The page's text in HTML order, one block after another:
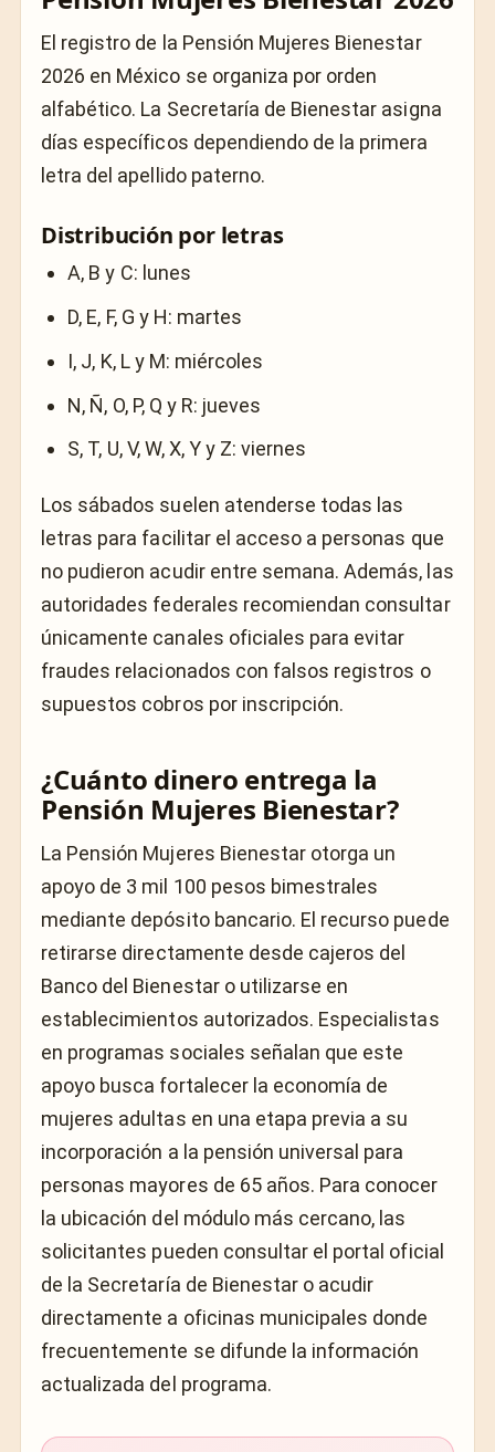
El registro de la Pensión Mujeres Bienestar
2026 en México se organiza por orden
alfabético. La Secretaría de Bienestar asigna
días específicos dependiendo de la primera
letra del apellido paterno.
Distribución por letras
A, B y C: lunes
D, E, F, G y H: martes
I, J, K, L y M: miércoles
N, Ñ, O, P, Q y R: jueves
S, T, U, V, W, X, Y y Z: viernes
Los sábados suelen atenderse todas las
letras para facilitar el acceso a personas que
no pudieron acudir entre semana. Además, las
autoridades federales recomiendan consultar
únicamente canales oficiales para evitar
fraudes relacionados con falsos registros o
supuestos cobros por inscripción.
¿Cuánto dinero entrega la
Pensión Mujeres Bienestar?
La Pensión Mujeres Bienestar otorga un
apoyo de 3 mil 100 pesos bimestrales
mediante depósito bancario. El recurso puede
retirarse directamente desde cajeros del
Banco del Bienestar o utilizarse en
establecimientos autorizados. Especialistas
en programas sociales señalan que este
apoyo busca fortalecer la economía de
mujeres adultas en una etapa previa a su
incorporación a la pensión universal para
personas mayores de 65 años. Para conocer
la ubicación del módulo más cercano, las
solicitantes pueden consultar el portal oficial
de la Secretaría de Bienestar o acudir
directamente a oficinas municipales donde
frecuentemente se difunde la información
actualizada del programa.